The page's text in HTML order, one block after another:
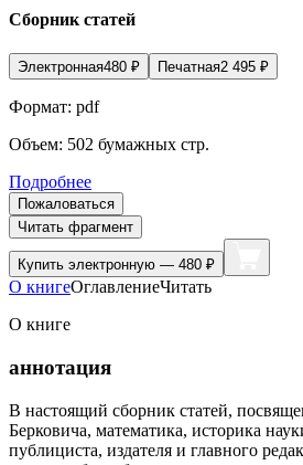
Сборник статей
Электронная480 ₽ Печатная2 495 ₽
Формат: pdf
Объем: 502 бумажных стр.
Подробнее
Пожаловаться
Читать фрагмент
Купить электронную — 480 ₽
О книгеОглавлениеЧитать
О книге
аннотация
В настоящий сборник статей,
Берковича, математика, историка
публициста, издателя и главного